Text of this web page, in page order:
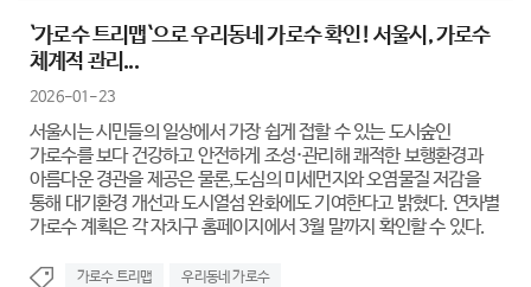
`가로수 트리맵`으로 우리동네 가로수 확인! 서울시, 가로수
체계적 관리...
2026-01-23
서울시는 시민들의 일상에서 가장 쉽게 접할 수 있는 도시숲인
가로수를 보다 건강하고 안전하게 조성·관리해 쾌적한 보행환경과
아름다운 경관을 제공은 물론,도심의 미세먼지와 오염물질 저감을
통해 대기환경 개선과 도시열섬 완화에도 기여한다고 밝혔다. 연차별
가로수 계획은 각 자치구 홈페이지에서 3월 말까지 확인할 수 있다.
가로수 트리맵 우리동네 가로수